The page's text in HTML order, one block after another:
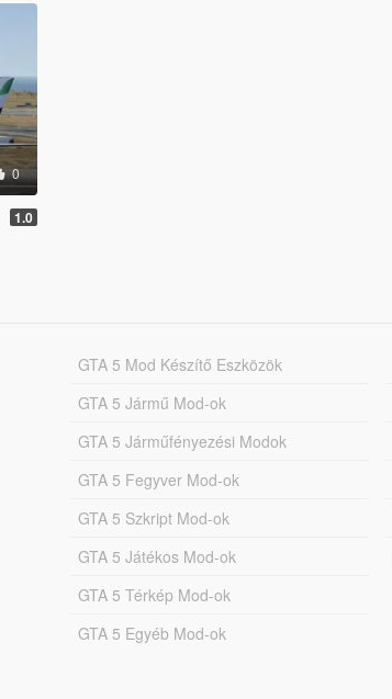
0
1.0
GTA 5 Mod Készítő Eszközök
GTA 5 Jármű Mod-ok
GTA 5 Járműfényezési Modok
GTA 5 Fegyver Mod-ok
GTA 5 Szkript Mod-ok
GTA 5 Játékos Mod-ok
GTA 5 Térkép Mod-ok
GTA 5 Egyéb Mod-ok